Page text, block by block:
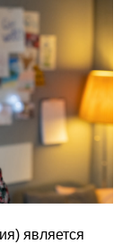
является